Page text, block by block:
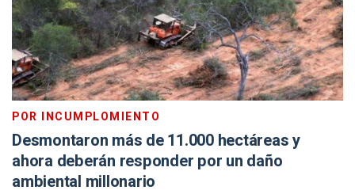
POR INCUMPLOMIENTO
Desmontaron más de 11.000 hectáreas y
ahora deberán responder por un daño
ambiental millonario